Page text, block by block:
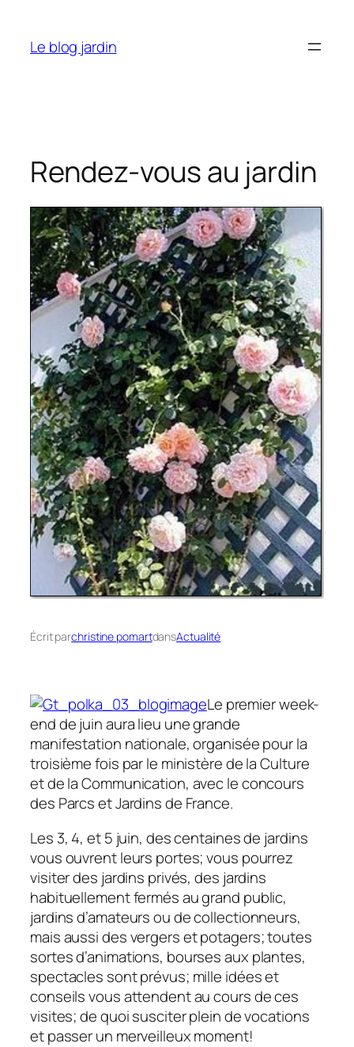
contenu
Le blog jardin
Rendez-vous au jardin
Écrit parchristine pomartdansActualité
Le premier week-
end de juin aura lieu une grande
manifestation nationale, organisée pour la
troisième fois par le ministère de la Culture
et de la Communication, avec le concours
des Parcs et Jardins de France.
Les 3, 4, et 5 juin, des centaines de jardins
vous ouvrent leurs portes; vous pourrez
visiter des jardins privés, des jardins
habituellement fermés au grand public,
jardins d’amateurs ou de collectionneurs,
mais aussi des vergers et potagers; toutes
sortes d’animations, bourses aux plantes,
spectacles sont prévus; mille idées et
conseils vous attendent au cours de ces
visites; de quoi susciter plein de vocations
et passer un merveilleux moment!